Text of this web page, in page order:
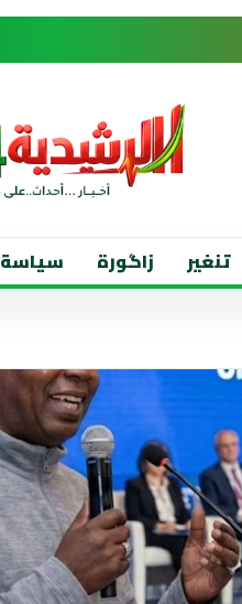
تنغير زاگورة سياسة